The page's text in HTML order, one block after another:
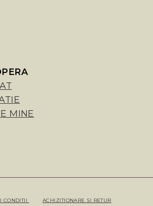
MINE
CONDITII ACHIZITIONARE SI RETUR